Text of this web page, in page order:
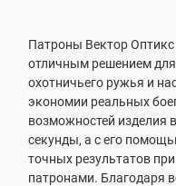
Патроны Вектор Оптикс
отличным решением
охотничьего ружья и
экономии реальных
возможностей изделия
секунды, а с его
точных результатов
патронами. Благодаря